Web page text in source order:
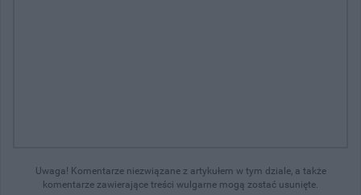
Uwaga! Komentarze niezwiązane z artykułem w tym dziale, a także
komentarze zawierające treści wulgarne mogą zostać usunięte.